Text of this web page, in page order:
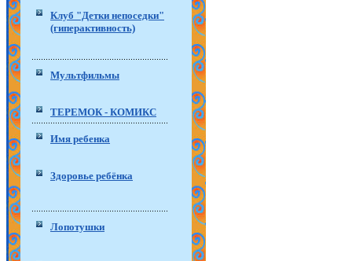
Клуб "Детки непоседки"
(гиперактивность)
Мультфильмы
ТЕРЕМОК - КОМИКС
Имя ребенка
Здоровье ребёнка
Лопотушки